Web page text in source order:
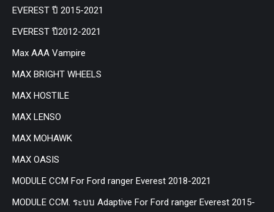
EVEREST ปี 2015-2021
EVEREST ปี2012-2021
Max AAA Vampire
MAX BRIGHT WHEELS
MAX HOSTILE
MAX LENSO
MAX MOHAWK
MAX OASIS
MODULE CCM For Ford ranger Everest 2018-2021
MODULE CCM. ระบบ Adaptive For Ford ranger Everest 2015-